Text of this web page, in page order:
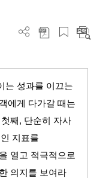
는 성과를 이끄는
에게 다가갈 때는
첫째 , 단순히 자사
지표를
열고 적극적으로
의지를 보여라